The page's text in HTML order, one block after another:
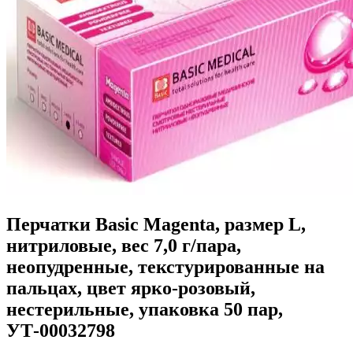
Перчатки Basic Magenta, размер L,
нитриловые, вес 7,0 г/пара,
неопудренные, текстурированные на
пальцах, цвет ярко-розовый,
нестерильные, упаковка 50 пар,
УТ-00032798